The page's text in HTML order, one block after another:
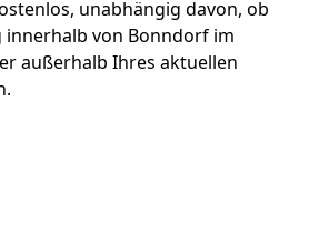
unabhängig davon, ob
innerhalb von Bonndorf im
außerhalb Ihres aktuellen